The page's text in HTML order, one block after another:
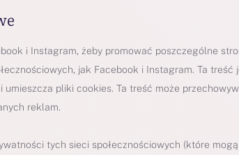
i Instagram, żeby promować poszczególne
jak Facebook i Instagram. Ta
pliki cookies. Ta treść może
reklam.
tych sieci społecznościowych (które